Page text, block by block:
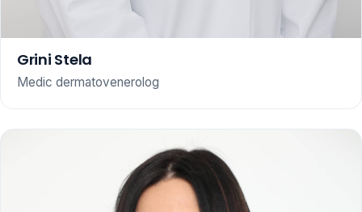
Grini Stela
Medic dermatovenerolog